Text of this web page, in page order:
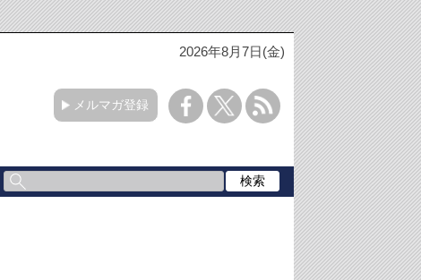
2026年8月7日(金)
メルマガ登録